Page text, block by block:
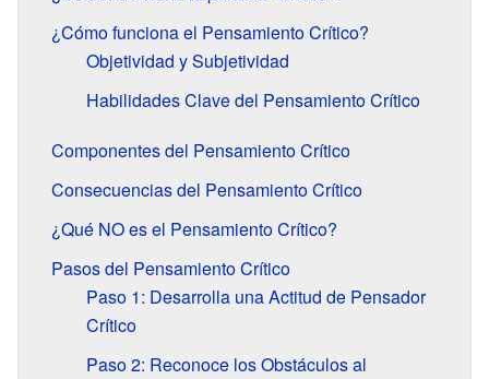
¿Cómo funciona el Pensamiento Crítico?
Objetividad y Subjetividad
Habilidades Clave del Pensamiento Crítico
Componentes del Pensamiento Crítico
Consecuencias del Pensamiento Crítico
¿Qué NO es el Pensamiento Crítico?
Pasos del Pensamiento Crítico
Paso 1: Desarrolla una Actitud de Pensador
Crítico
Paso 2: Reconoce los Obstáculos al